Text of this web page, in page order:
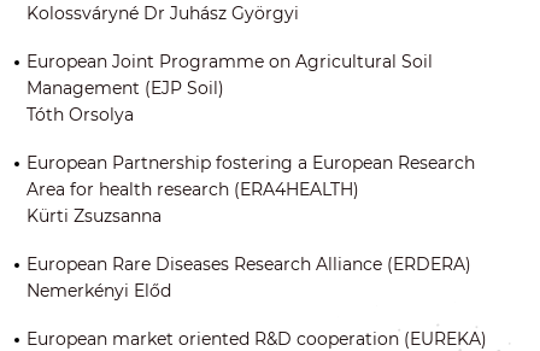
Kolossváryné Dr Juhász Györgyi
European Joint Programme on Agricultural Soil
Management (EJP Soil)
Tóth Orsolya
European Partnership fostering a European Research
Area for health research (ERA4HEALTH)
Kürti Zsuzsanna
European Rare Diseases Research Alliance (ERDERA)
Nemerkényi Előd
European market oriented R&D cooperation (EUREKA)